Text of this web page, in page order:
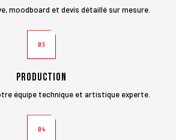
moodboard et devis détaillé sur mesure.
03
Production
équipe technique et artistique experte.
04